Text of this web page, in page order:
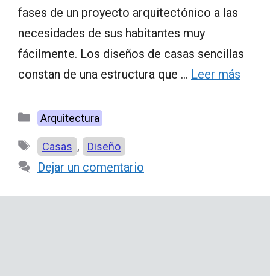
fases de un proyecto arquitectónico a las
necesidades de sus habitantes muy
fácilmente. Los diseños de casas sencillas
constan de una estructura que … Leer más
Categorías
Arquitectura
Etiquetas
Casas , Diseño
Dejar un comentario